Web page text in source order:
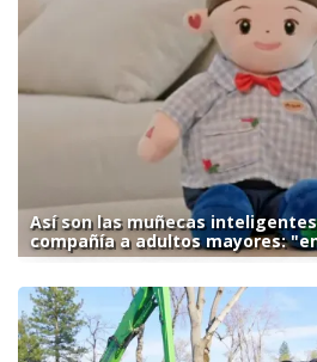
Así son las muñecas
compañía a adultos mayores: